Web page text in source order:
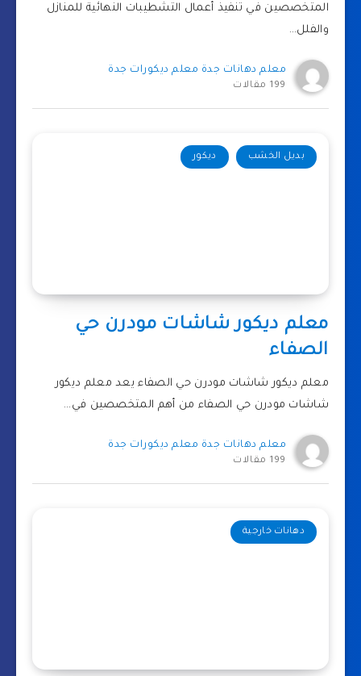
المتخصصين في تنفيذ أعمال التشطيبات النهائية للمنازل
والفلل…
معلم دهانات جدة معلم ديكورات جدة
199 مقالات
بديل الخشب ديكور
معلم ديكور شاشات مودرن حي
الصفاء
معلم ديكور شاشات مودرن حي الصفاء يعد معلم ديكور
شاشات مودرن حي الصفاء من أهم المتخصصين في…
معلم دهانات جدة معلم ديكورات جدة
199 مقالات
دهانات خارجية